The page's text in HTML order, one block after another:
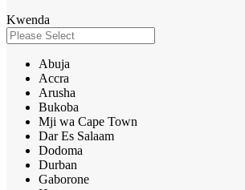
Kwenda
Abuja
Accra
Arusha
Bukoba
Mji wa Cape Town
Dar Es Salaam
Dodoma
Durban
Gaborone